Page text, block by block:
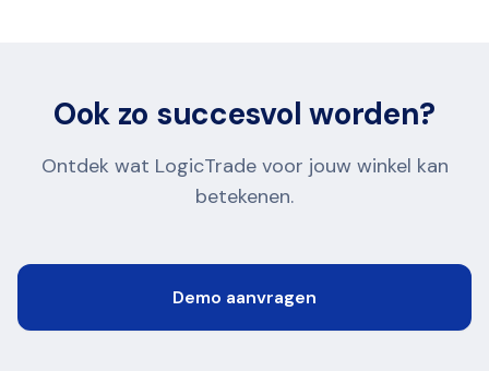
Ook zo succesvol worden?
Ontdek wat LogicTrade voor jouw winkel kan
betekenen.
Demo aanvragen